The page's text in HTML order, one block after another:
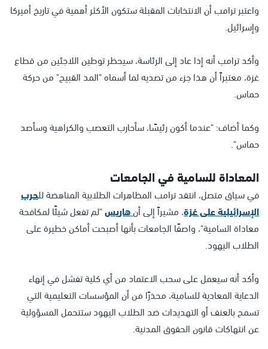
واعتبر ترامب أن الانتخابات المقبلة ستكون الأكثر أهمية في تاريخ أميركا
وإسرائيل.
وأكد ترامب أنه إذا عاد إلى الرئاسة، سيحظر توطين اللاجئين من قطاع
غزة، معتبراً أن هذا جزء من تصديه لما أسماه "المد القبيح" من حركة
حماس.
وكما أضاف: "عندما أكون رئيسًا، سأحارب التعصب والكراهية وسأصد
حماس".
المعاداة للسامية في الجامعات
في سياق متصل، انتقد ترامب المظاهرات الطلابية المناهضة للحرب
الإسرائيلية على غزة، مشيراً إلى أنهاريس"لم تفعل شيئًا لمكافحة
معاداة السامية"، واصفًا الجامعات بأنها أصبحت أماكن خطيرة على
الطلاب اليهود.
وأكد أنه سيعمل على سحب الاعتماد من أي كلية تفشل في إنهاء
الدعاية المعادية للسامية، محذرًا من أن المؤسسات التعليمية التي
تسمح بالعنف أو التهديدات ضد الطلاب اليهود ستتحمل المسؤولية
عن انتهاكات قانون الحقوق المدنية.